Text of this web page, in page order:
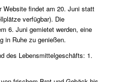
Website findet am 20. Juni statt
verfügbar). Die
6. Juni gemietet werden, eine
in Ruhe zu genießen.
des Lebensmittelgeschäfts: 1.